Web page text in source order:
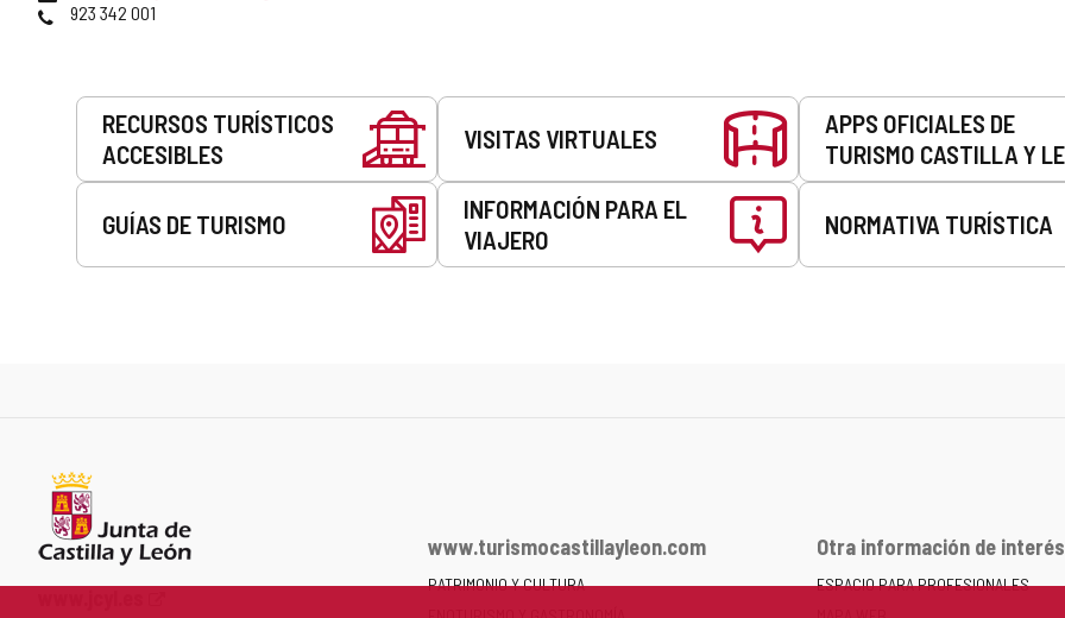
de
Teléfonos
923 342 001
Servicios
RECURSOS TURÍSTICOS
ACCESIBLES
VISITAS VIRTUALES
APPS OFICIALES DE
TURISMO CASTILLA Y
GUÍAS DE TURISMO
INFORMACIÓN PARA EL
VIAJERO
NORMATIVA TURÍSTICA
www.turismocastillayleon.com
PATRIMONIO Y CULTURA
Otra información de interés
ESPACIO PARA PROFESIONALES